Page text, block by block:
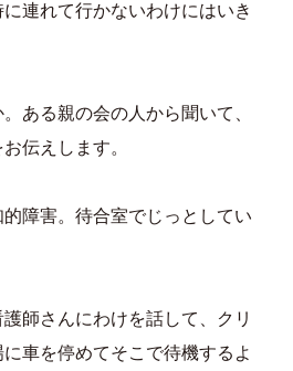
連れて行かないわけにはいき
ある親の会の人から聞いて、
伝えします。
障害。待合室でじっとしてい
師さんにわけを話して、クリ
車を停めてそこで待機するよ